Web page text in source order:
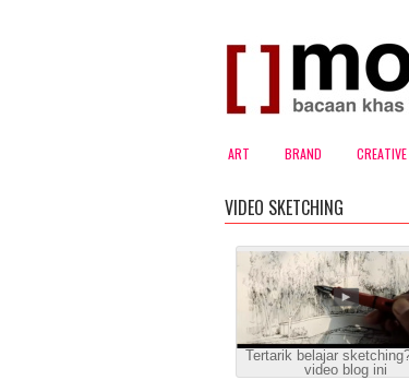
ART BRAND CREATIVE
VIDEO SKETCHING
Tertarik belajar
video blog ini